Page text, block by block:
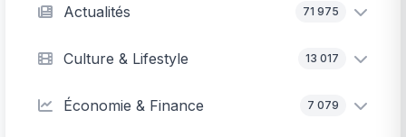
Actualités 71 975
Culture & Lifestyle 13 017
Économie & Finance 7 079